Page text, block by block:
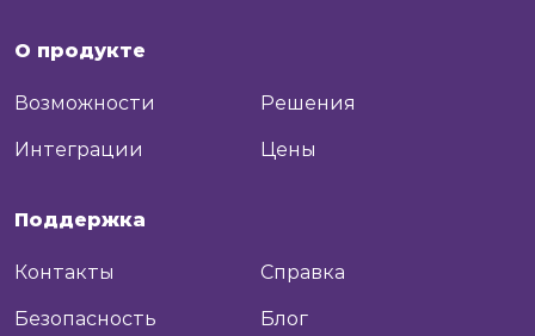
О продукте
Возможности Решения
Интеграции Цены
Поддержка
Контакты Справка
Безопасность Блог
+7